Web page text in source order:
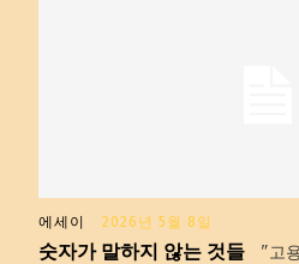
에세이 2026년 5월 8일
숫자가 말하지 않는 것들
"고